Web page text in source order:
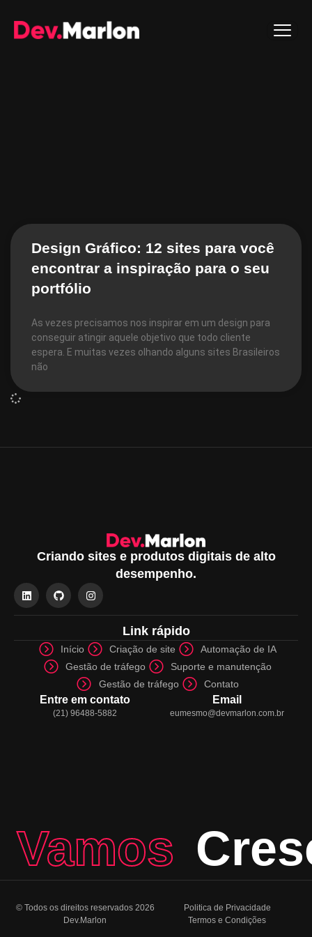
Design Gráfico: 12 sites para você
encontrar a inspiração para o seu
portfólio
As vezes precisamos nos inspirar em um design para
conseguir atingir aquele objetivo que todo cliente
espera. E muitas vezes olhando alguns sites Brasileiros
não
Criando sites e produtos digitais de alto
desempenho.
Link rápido
Início Criação de site
Automação de IA
Gestão de tráfego
Suporte e manutenção
Gestão de tráfego
Contato
Entre em contato
(21) 96488-5882
Email
eumesmo@devmarlon.com.br
Vamos
© Todos os direitos reservados 2026
Dev.Marlon
Politica de Privacidade
Termos e Condições